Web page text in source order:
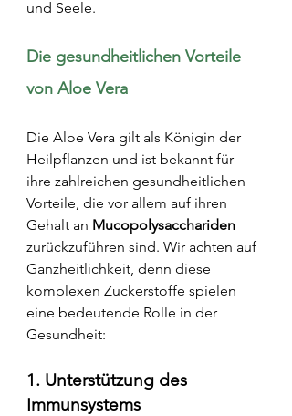
und Seele.
Die gesundheitlichen Vorteile
von Aloe Vera
Die Aloe Vera gilt als Königin der
Heilpflanzen und ist bekannt für
ihre zahlreichen gesundheitlichen
Vorteile, die vor allem auf ihren
Gehalt an Mucopolysacchariden
zurückzuführen sind. Wir achten auf
Ganzheitlichkeit, denn diese
komplexen Zuckerstoffe spielen
eine bedeutende Rolle in der
Gesundheit:
1. Unterstützung des
Immunsystems